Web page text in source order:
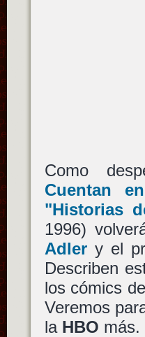
Como
Cuentan
"Historias
1996)
Adlery el
Describen
los cómics
Veremos
la HBO más.